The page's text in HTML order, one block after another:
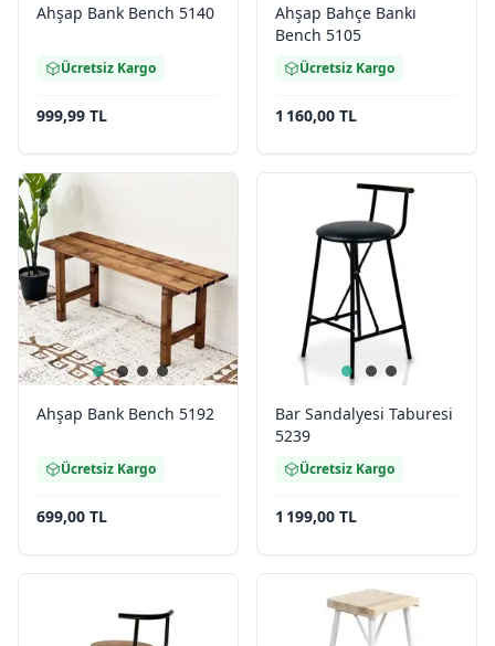
Ahşap Bank Bench 5140
Ücretsiz Kargo
999,99 TL
Ahşap Bahçe Bankı
Bench 5105
Ücretsiz Kargo
1 160,00 TL
Ahşap Bank Bench 5192
Ücretsiz Kargo
699,00 TL
Bar Sandalyesi Taburesi
5239
Ücretsiz Kargo
1 199,00 TL